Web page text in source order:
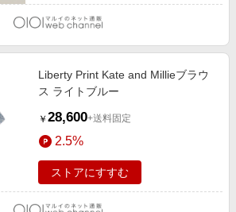
Liberty Print Kate and Millieブラウ
ス ライトブルー
￥ 28,600+送料固定
2.5%
ストアにすすむ